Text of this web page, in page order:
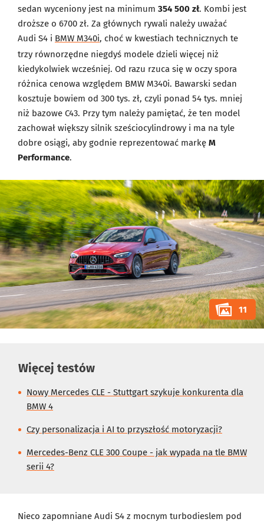
sedan wyceniony jest na minimum 354 500 zł. Kombi jest
droższe o 6700 zł. Za głównych rywali należy uważać
Audi S4 i BMW M340i, choć w kwestiach technicznych te
trzy równorzędne niegdyś modele dzieli więcej niż
kiedykolwiek wcześniej. Od razu rzuca się w oczy spora
różnica cenowa względem BMW M340i. Bawarski sedan
kosztuje bowiem od 300 tys. zł, czyli ponad 54 tys. mniej
niż bazowe C43. Przy tym należy pamiętać, że ten model
zachował większy silnik sześciocylindrowy i ma na tyle
dobre osiągi, aby godnie reprezentować markę M
Performance.
11
Więcej testów
Nowy Mercedes CLE - Stuttgart szykuje konkurenta dla
BMW 4
Czy personalizacja i AI to przyszłość motoryzacji?
Mercedes-Benz CLE 300 Coupe - jak wypada na tle BMW
serii 4?
Nieco zapomniane Audi S4 z mocnym turbodieslem pod